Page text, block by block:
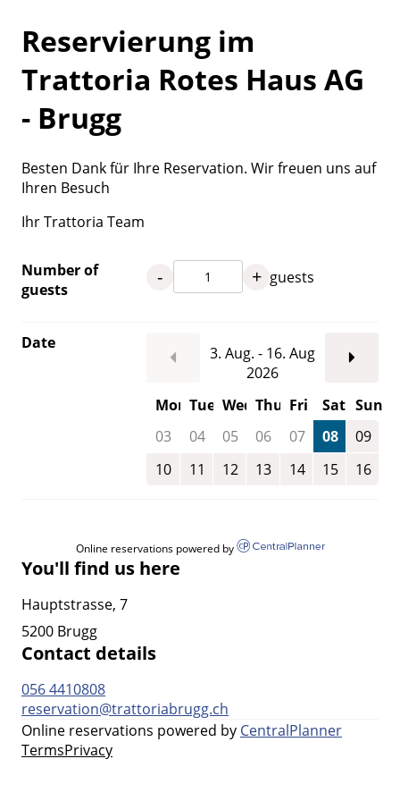
Reservierung im
Trattoria Rotes Haus AG
- Brugg
Besten Dank für Ihre Reservation. Wir freuen uns auf
Ihren Besuch
Ihr Trattoria Team
Number of
guests
- + guests
Date
3. Aug. - 16. Aug
2026
Mon Tue Wed Thu Fri Sat Sun
03
04 05 06 07 08
09
10
11 12 13 14 15 16
Online reservations powered by
You'll find us here
Hauptstrasse, 7
5200 Brugg
Contact details
056 4410808
reservation@trattoriabrugg.ch
Online reservations powered by CentralPlanner
TermsPrivacy